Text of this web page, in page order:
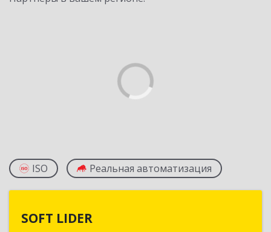
ISO Реальная автоматизация
SOFT LIDER